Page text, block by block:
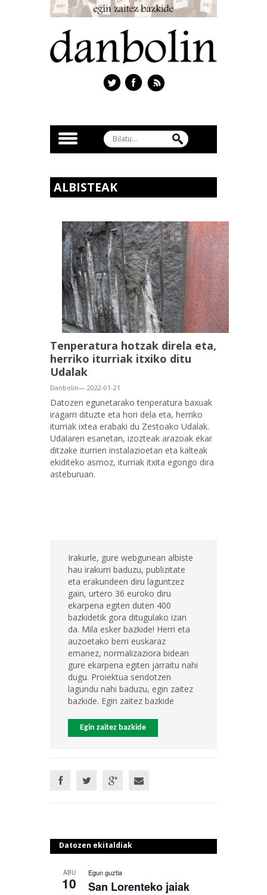
ALBISTEAK
Tenperatura hotzak direla eta,
herriko iturriak itxiko ditu
Udalak
Danbolin— 2022-01-21
Datozen egunetarako tenperatura baxuak
iragarri dituzte eta hori dela eta, herriko
iturriak ixtea erabaki du Zestoako Udalak.
Udalaren esanetan, izozteak arazoak ekar
ditzake iturrien instalazioetan eta kalteak
ekiditeko asmoz, iturriak itxita egongo dira
asteburuan.
Irakurle, gure webgunean albiste
hau irakurri baduzu, publizitate
eta erakundeen diru laguntzez
gain, urtero 36 euroko diru
ekarpena egiten duten 400
bazkidetik gora ditugulako izan
da. Mila esker bazkide! Herri eta
auzoetako berri euskaraz
emanez, normalizaziora bidean
gure ekarpena egiten jarraitu nahi
dugu. Proiektua sendotzen
lagundu nahi baduzu, egin zaitez
bazkide. Egin zaitez bazkide
Egin zaitez bazkide
Datozen ekitaldiak
ABU
10
Egun guztia
San Lorenteko jaiak